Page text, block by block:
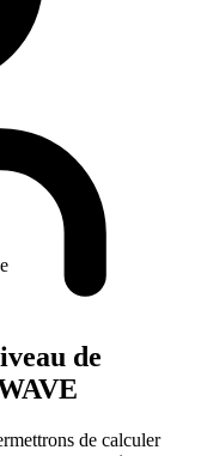
de
de calculer